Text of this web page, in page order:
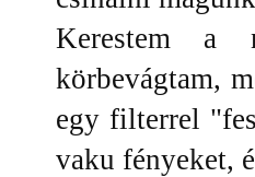
Kerestem a
körbevágtam,
egy filterrel
vaku fényeket,